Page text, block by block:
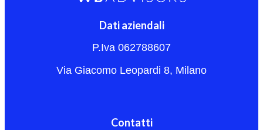
Dati aziendali
P.Iva 062788607
Via Giacomo Leopardi 8, Milano
Contatti